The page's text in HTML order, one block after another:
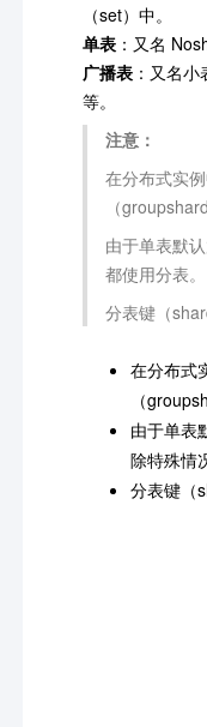
（set）中。
单表：又名
广播表：又名小
等。
注意：
在分布式实
（
由于单表默
都使用分表。
分表键（
在分布式
（
由于单表
除特殊情
分表键（